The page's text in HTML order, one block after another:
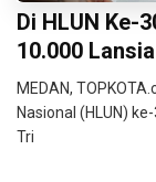
Di HLUN Ke-
10.000
MEDAN,
Nasional (HLUN)
Tri